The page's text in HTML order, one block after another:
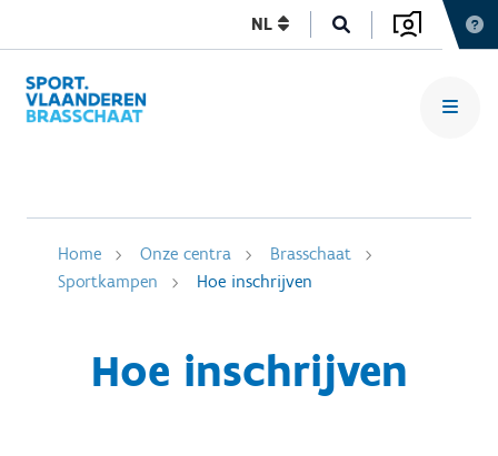
NL
Home Onze centra
Brasschaat
Sportkampen
Hoe inschrijven
Hoe inschrijven